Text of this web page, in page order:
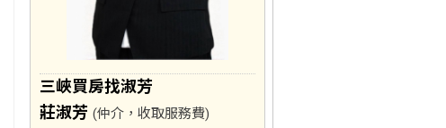
三峽買房找淑芳
莊淑芳 (仲介，收取服務費)